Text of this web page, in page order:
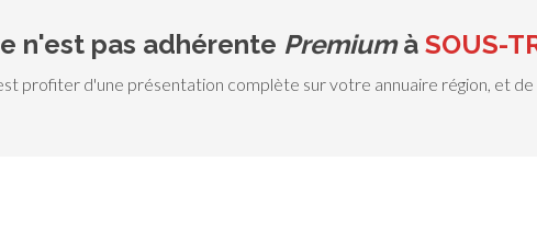
n'est pas adhérente Premiumà SOUS-
profiter d'une présentation complète sur votre annuaire région, et de